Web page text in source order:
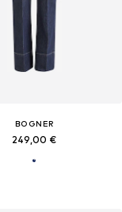
BOGNER
249,00 €